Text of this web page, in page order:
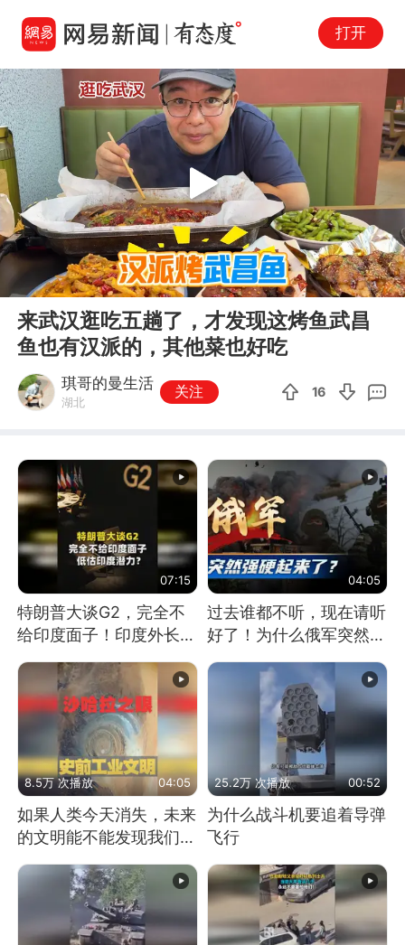
打开
00:00 04:52
Play
来武汉逛吃五趟了，才发现这烤鱼武昌
鱼也有汉派的，其他菜也好吃
琪哥的曼生活
湖北
关注 16
07:15
特朗普大谈G2，完全不
给印度面子！印度外长：
低估印度潜力
04:05
过去谁都不听，现在请听
好了！为什么俄军突然强
硬起来了？
8.5万 次播放 04:05
如果人类今天消失，未来
的文明能不能发现我们存
25.2万 次播放 00:52
为什么战斗机要追着导弹
飞行